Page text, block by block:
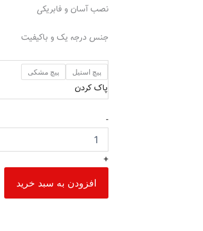
نصب آسان و فابریکی
جنس درجه یک و باکیفیت
پیچ استیل پیچ مشکی
پاک کردن
-
+
افزودن به سبد خرید